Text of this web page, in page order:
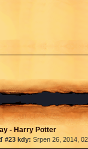
- Harry Potter
#23 kdy: Srpen 26, 2014,